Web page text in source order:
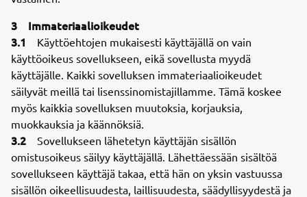
3 Immateriaalioikeudet
3.1
Käyttöehtojen mukaisesti käyttäjällä on vain
käyttöoikeus sovellukseen, eikä sovellusta myydä
käyttäjälle. Kaikki sovelluksen immateriaalioikeudet
säilyvät meillä tai lisenssinomistajillamme. Tämä koskee
myös kaikkia sovelluksen muutoksia, korjauksia,
muokkauksia ja käännöksiä.
3.2 Sovellukseen lähetetyn käyttäjän sisällön
omistusoikeus säilyy käyttäjällä. Lähettäessään sisältöä
sovellukseen käyttäjä takaa, että hän on yksin vastuussa
sisällön oikeellisuudesta, laillisuudesta, säädyllisyydestä ja